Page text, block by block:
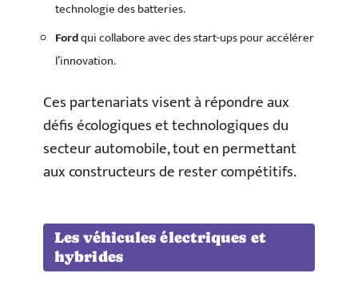
technologie des batteries.
Fordqui collabore avec des start-ups pour accélérer
l’innovation.
Ces partenariats visent à répondre aux
défis écologiques et technologiques du
secteur automobile, tout en permettant
aux constructeurs de rester compétitifs.
Les véhicules électriques et
hybrides